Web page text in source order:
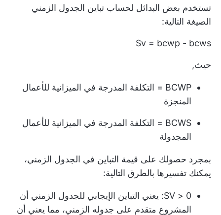
تستخدم بعض البدائل لحساب تباين الجدول الزمني
الصيغة التالية:
Sv = bcwp - bcws
حيث,
BCWP = التكلفة المدرجة في الميزانية للأعمال
المنجزة
BCWS = التكلفة المدرجة في الميزانية للأعمال
المجدولة
بمجرد حصولك على قيمة التباين في الجدول الزمني،
يمكنك تفسيرها بالطرق التالية:
SV > 0: يعني التباين الإيجابي للجدول الزمني أن
المشروع متقدم على جدوله الزمني، مما يعني أن